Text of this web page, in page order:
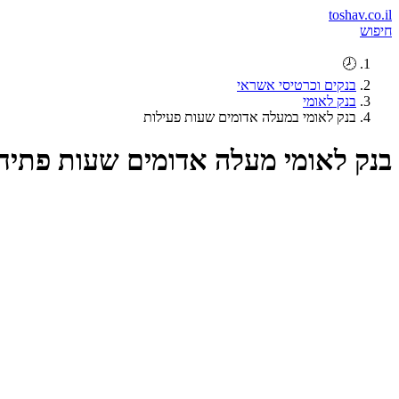
toshav.co.il
חיפוש
🕗
בנקים וכרטיסי אשראי
בנק לאומי
בנק לאומי במעלה אדומים שעות פעילות
בנק לאומי מעלה אדומים שעות